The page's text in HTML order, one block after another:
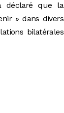
déclaré que la
» dans divers
bilatérales